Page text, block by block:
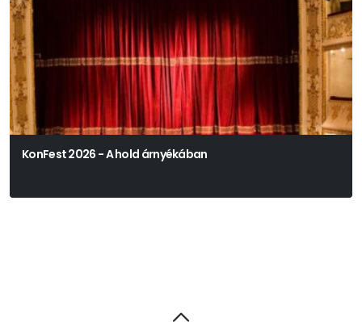
KonFest 2026 - A hold árnyékában